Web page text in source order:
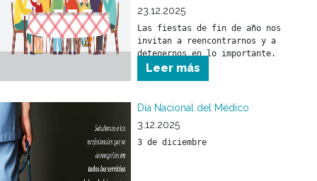
23.12.2025
Las fiestas de fin de año nos
invitan a reencontrarnos y a
detenernos en lo importante.
Leer más
Día Nacional del Médico
3.12.2025
3 de diciembre